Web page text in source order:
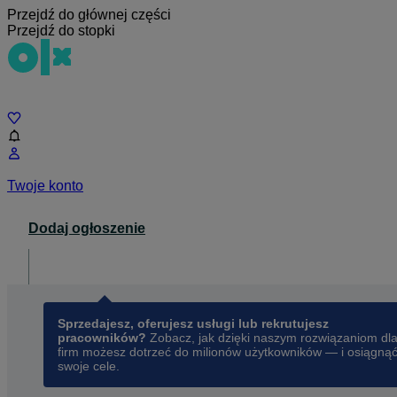
Przejdź do głównej części
Przejdź do stopki
Twoje konto
Dodaj ogłoszenie
Sprzedajesz, oferujesz usługi lub rekrutujesz
pracowników? Zobacz, jak dzięki naszym rozwiązaniom dla
firm możesz dotrzeć do milionów użytkowników — i osiągnąć
swoje cele.